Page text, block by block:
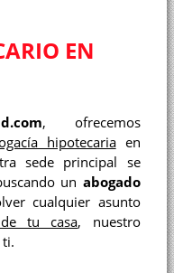
EN
, ofrecemos
hipotecariaen
sede principal se
un abogado
cualquier asunto
tu casa, nuestro